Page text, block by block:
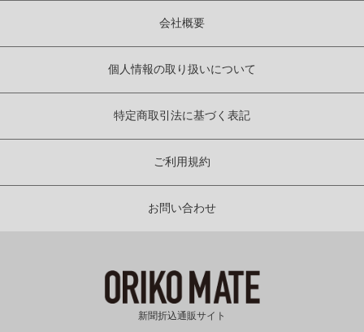
会社概要
個人情報の取り扱いについて
特定商取引法に基づく表記
ご利用規約
お問い合わせ
新聞折込通販サイト